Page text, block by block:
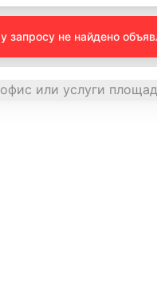
запросу не найдено